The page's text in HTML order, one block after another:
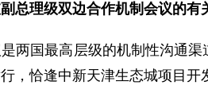
总理级双边合作机制会议的有
两国最高层级的机制性沟通
，恰逢中新天津生态城项目开